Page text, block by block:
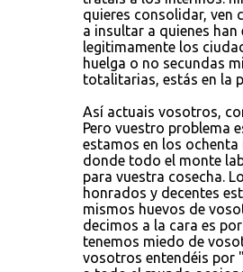
quieres consolidar, ven
a insultar a quienes han
legitimamente los
huelga o no secundas
totalitarias, estás en la
Así actuais vosotros,
Pero vuestro problema
estamos en los ochenta
donde todo el monte
para vuestra cosecha.
honrados y decentes
mismos huevos de
decimos a la cara es
tenemos miedo de
vosotros entendéis por